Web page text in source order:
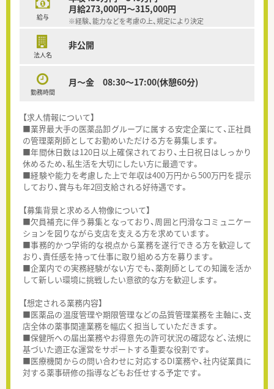
給与
月給273,000円～315,000円
※経験、能力などを考慮の上、規定により決定
法人名
非公開
勤務時間
月～金 08:30～17:00(休憩60分)
【求人情報について】
■業界最大手の医薬品卸グループに属する安定企業にて、正社員
の管理薬剤師としてお勤めいただける方を募集します。
■年間休日数は120日以上確保されており、土日祝日はしっかり
休めるため、私生活を大切にしたい方に最適です。
■経験や能力を考慮した上で年収は400万円から500万円を提示
しており、賞与も年2回支給される好待遇です。
【募集背景と求める人物像について】
■欠員補充に伴う募集となっており、周囲と円滑なコミュニケー
ションを図りながら支店を支える方を求めています。
■事務的かつ学術的な視点から業務を遂行できる方を歓迎して
おり、責任感を持って仕事に取り組める方を募ります。
■企業内での実務経験がない方でも、薬剤師としての知識を活か
して新しい環境に挑戦したい意欲的な方を歓迎します。
【想定される業務内容】
■医薬品の温度管理や期限管理などの品質管理業務を主軸に、支
店全体の薬事関連業務を幅広く担当していただきます。
■保健所への届出業務やお得意先の許可状況の確認など、法規に
基づいた適正な運営をサポートする重要な役割です。
■医療機関からの問い合わせに対応するDI業務や、社内従業員に
対する薬事研修の指導などもお任せする予定です。